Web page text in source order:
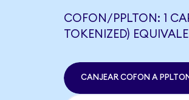
COFON/PPLTON: 1
TOKENIZED)
CANJEAR COFON A